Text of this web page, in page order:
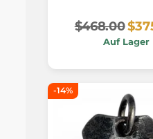
$468.00
Auf Lager
-14%